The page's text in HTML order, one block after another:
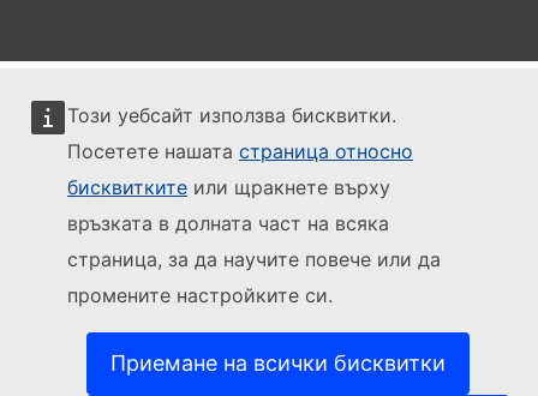
Този уебсайт използва бисквитки.
Посетете нашата страница относно
бисквитките или щракнете върху
връзката в долната част на всяка
страница, за да научите повече или да
промените настройките си.
Приемане на всички бисквитки